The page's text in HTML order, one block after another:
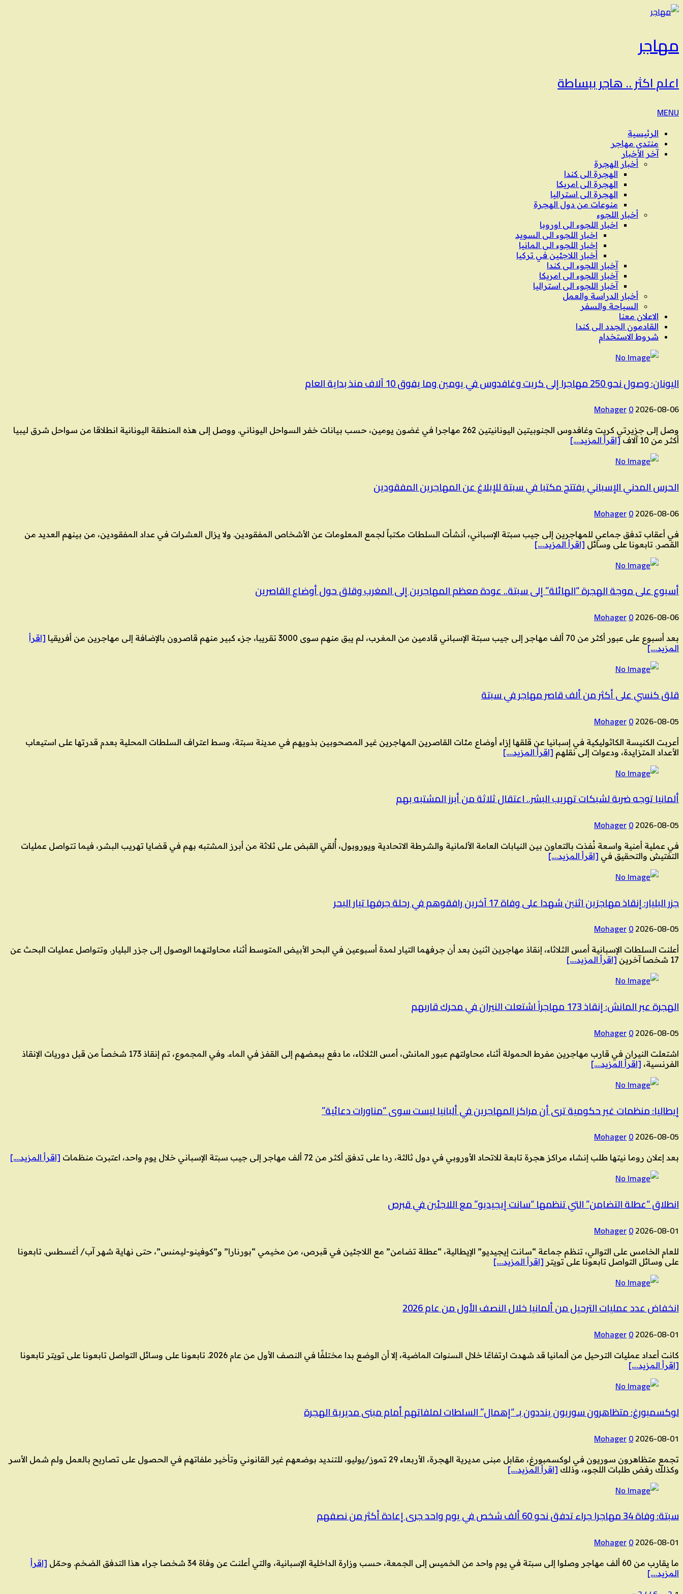
مهاجر
اعلم اكثر .. هاجر ببساطة
MENU
الرئيسية
منتدى مهاجر
آخر الأخبار
أخبار الهجرة
الهجرة الى كندا
الهجرة الى امريكا
الهجرة الى استراليا
منوعات من دول الهجرة
أخبار اللجوء
اخبار اللجوء الى اوروبا
اخبار اللجوء الى السويد
اخبار اللجوء الى المانيا
أخبار اللاجئين في تركيا
آخبار اللجوء الى كندا
آخبار اللجوء الى امريكا
آخبار اللجوء الى استراليا
أخبار الدراسة والعمل
السياحة والسفر
الاعلان معنا
القادمون الجدد الى كندا
شروط الاستخدام
اليونان: وصول نحو 250 مهاجرا إلى كريت وغافدوس في يومين وما يفوق 10 آلاف منذ بداية العام
2026-08-06
Mohager0
وصل إلى جزيرتي كريت وغافدوس الجنوبيتين اليونانيتين 262 مهاجرا في غضون يومين، حسب بيانات خفر السواحل اليوناني. ووصل إلى هذه المنطقة اليونانية انطلاقا من سواحل شرق ليبيا
أكثر من 10 آلاف
[اقرأ المزيد….]
الحرس المدني الإسباني يفتتح مكتبا في سبتة للإبلاغ عن المهاجرين المفقودين
2026-08-06
Mohager0
في أعقاب تدفق جماعي للمهاجرين إلى جيب سبتة الإسباني، أنشأت السلطات مكتباً لجمع المعلومات عن الأشخاص المفقودين. ولا يزال العشرات في عداد المفقودين، من بينهم العديد من
القصر. تابعونا على وسائل [اقرأ المزيد….]
أسبوع على موجة الهجرة “الهائلة” إلى سبتة.. عودة معظم المهاجرين إلى المغرب وقلق حول أوضاع القاصرين
2026-08-06
Mohager0
بعد أسبوع على عبور أكثر من 70 ألف مهاجر إلى جيب سبتة الإسباني قادمين من المغرب، لم يبق منهم سوى 3000 تقريبا، جزء كبير منهم قاصرون بالإضافة إلى مهاجرين من أفريقيا
[اقرأ
المزيد….]
قلق كنسي على أكثر من ألف قاصر مهاجر في سبتة
2026-08-05
Mohager0
أعربت الكنيسة الكاثوليكية في إسبانيا عن قلقها إزاء أوضاع مئات القاصرين المهاجرين غير المصحوبين بذويهم في مدينة سبتة، وسط اعتراف السلطات المحلية بعدم قدرتها على استيعاب
الأعداد المتزايدة، ودعوات إلى نقلهم [اقرأ المزيد….]
ألمانيا توجه ضربة لشبكات تهريب البشر.. اعتقال ثلاثة من أبرز المشتبه بهم
2026-08-05
Mohager0
في عملية أمنية واسعة نُفذت بالتعاون بين النيابات العامة الألمانية والشرطة الاتحادية ويوروبول، أُلقي القبض على ثلاثة من أبرز المشتبه بهم في قضايا تهريب البشر، فيما تتواصل عمليات
التفتيش والتحقيق في [اقرأ المزيد….]
جزر البليار: إنقاذ مهاجرَين اثنين شهدا على وفاة 17 آخرين رافقوهم في رحلة جرفها تيار البحر
2026-08-05
Mohager0
أعلنت السلطات الإسبانية أمس الثلاثاء، إنقاذ مهاجرين اثنين بعد أن جرفهما التيار لمدة أسبوعين في البحر الأبيض المتوسط أثناء محاولتهما الوصول إلى جزر البليار. وتتواصل عمليات البحث عن
17 شخصا آخرين
[اقرأ المزيد….]
الهجرة عبر المانش: إنقاذ 173 مهاجراً اشتعلت النيران في محرك قاربهم
2026-08-05
Mohager0
اشتعلت النيران في قارب مهاجرين مفرط الحمولة أثناء محاولتهم عبور المانش، أمس الثلاثاء، ما دفع ببعضهم إلى القفز في الماء. وفي المجموع، تم إنقاذ 173 شخصاً من قبل دوريات الإنقاذ
الفرنسية، [اقرأ المزيد….]
إيطاليا: منظمات غير حكومية ترى أن مراكز المهاجرين في ألبانيا ليست سوى “مناورات دعائية”
2026-08-05
Mohager0
بعد إعلان روما نيتها طلب إنشاء مراكز هجرة تابعة للاتحاد الأوروبي في دول ثالثة، ردا على تدفق أكثر من 72 ألف مهاجر إلى جيب سبتة الإسباني خلال يوم واحد، اعتبرت منظمات [اقرأ المزيد….]
انطلاق “عطلة التضامن” التي تنظمها “سانت إيجيديو” مع اللاجئين في قبرص
2026-08-01
Mohager0
للعام الخامس على التوالي، تنظم جماعة “سانت إيجيديو” الإيطالية، “عطلة تضامن” مع اللاجئين في قبرص، من مخيمي “بورنارا” و”كوفينو-ليمنس”، حتى نهاية شهر آب/ أغسطس. تابعونا
على وسائل التواصل تابعونا على تويتر [اقرأ المزيد….]
انخفاض عدد عمليات الترحيل من ألمانيا خلال النصف الأول من عام 2026
2026-08-01
Mohager0
كانت أعداد عمليات الترحيل من ألمانيا قد شهدت ارتفاعًا خلال السنوات الماضية، إلا أن الوضع بدا مختلفًا في النصف الأول من عام 2026. تابعونا على وسائل التواصل تابعونا على تويتر تابعونا
[اقرأ المزيد….]
لوكسمبورغ: متظاهرون سوريون ينددون بـ “إهمال” السلطات لملفاتهم أمام مبنى مديرية الهجرة
2026-08-01
Mohager0
تجمع متظاهرون سوريون في لوكسمبورغ، مقابل مبنى مديرية الهجرة، الأربعاء 29 تموز/يوليو، للتنديد بوضعهم غير القانوني وتأخير ملفاتهم في الحصول على تصاريح بالعمل ولم شمل الأسر
وكذلك رفض طلبات اللجوء، وذلك [اقرأ المزيد….]
سبتة: وفاة 34 مهاجرا جراء تدفق نحو 60 ألف شخص في يوم واحد جرى إعادة أكثر من نصفهم
2026-08-01
Mohager0
ما يقارب من 60 ألف مهاجر وصلوا إلى سبتة في يوم واحد من الخميس إلى الجمعة، حسب وزارة الداخلية الإسبانية، والتي أعلنت عن وفاة 34 شخصا جراء هذا التدفق الضخم. وحمّل
[اقرأ
المزيد….]